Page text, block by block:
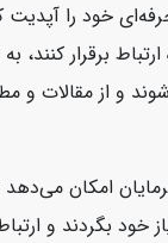
خود را آپدیت
برقرار کنند، به
و از مقالات و
امکان می‌دهد
خود بگردند و ارتباط